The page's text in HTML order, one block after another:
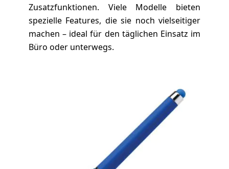
Zusatzfunktionen. Viele Modelle bieten
spezielle Features, die sie noch vielseitiger
machen – ideal für den täglichen Einsatz im
Büro oder unterwegs.